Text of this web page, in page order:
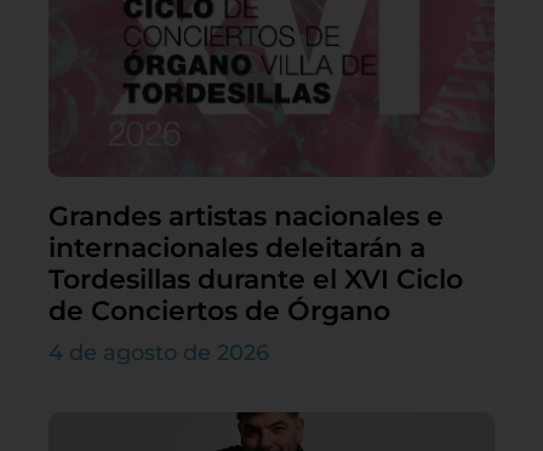
Grandes artistas nacionales e
internacionales deleitarán a
Tordesillas durante el XVI Ciclo
de Conciertos de Órgano
4 de agosto de 2026